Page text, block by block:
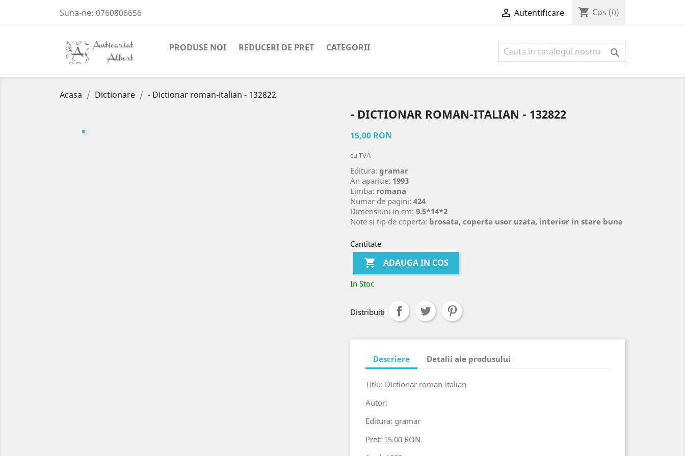
Suna-ne: 0760806656  Autentificare shopping_cart Cos (0)
PRODUSE NOI REDUCERI DE PRET CATEGORII 
Acasa Dictionare - Dictionar roman-italian - 132822
- DICTIONAR ROMAN-ITALIAN - 132822
15,00 RON
cu TVA
Editura: gramar
An aparitie: 1993
Limba: romana
Numar de pagini: 424
Dimensiuni in cm: 9.5*14*2
Note si tip de coperta: brosata, coperta usor uzata, interior in stare buna
Cantitate
 ADAUGA IN COS
In Stoc
Distribuiti
Descriere Detalii ale produsului
Titlu: Dictionar roman-italian
Autor:
Editura: gramar
Pret: 15.00 RON